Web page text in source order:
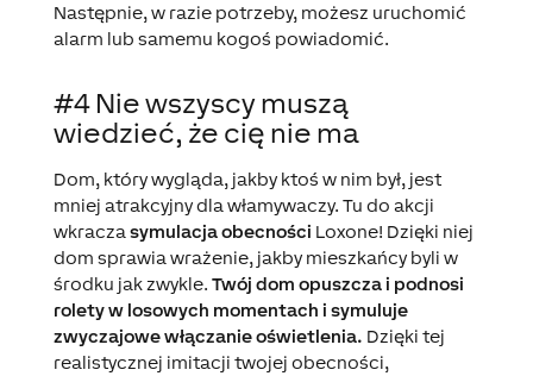
Następnie, w razie potrzeby, możesz uruchomić
alarm lub samemu kogoś powiadomić.
#4 Nie wszyscy muszą
wiedzieć, że cię nie ma
Dom, który wygląda, jakby ktoś w nim był, jest
mniej atrakcyjny dla włamywaczy. Tu do akcji
wkracza symulacja obecności Loxone! Dzięki niej
dom sprawia wrażenie, jakby mieszkańcy byli w
środku jak zwykle. Twój dom opuszcza i podnosi
rolety w losowych momentach i symuluje
zwyczajowe włączanie oświetlenia. Dzięki tej
realistycznej imitacji twojej obecności,